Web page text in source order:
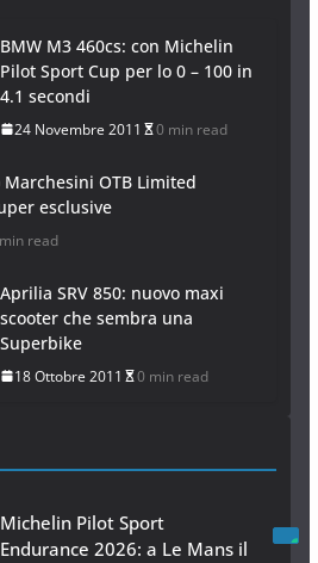
BMW M3 460cs: con Michelin
Pilot Sport Cup per lo 0 – 100 in
4.1 secondi
24 Novembre 2011 0 min read
OTB Limited
esclusive
read
Aprilia SRV 850: nuovo maxi
scooter che sembra una
Superbike
18 Ottobre 2011 0 min read
Michelin Pilot Sport
Endurance 2026: a Le Mans il